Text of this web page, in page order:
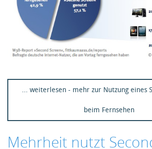
... weiterlesen - mehr zur Nutzung eines
beim Fernsehen
Mehrheit nutzt